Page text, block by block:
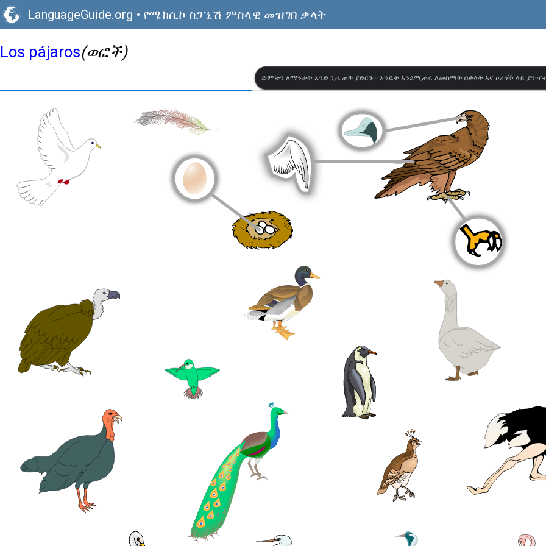
LanguageGuide.org • የሜክሲኮ ስፓኒሽ ምስላዊ መዝገበ ቃላት
Los pájaros(ወፎች)
ድምጽን ለማንቃት አንድ ጊዜ ጠቅ ያድርጉ። እንዴት እንደሚጠሩ ለመስማት በቃላት እና ሀረጎች ላይ